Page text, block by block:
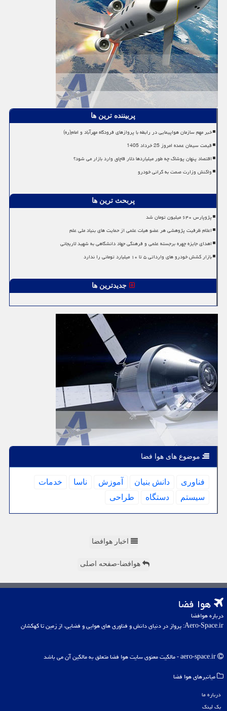
پربیننده ترین ها
خبر مهم سازمان هواپیمایی در رابطه با پروازهای فرودگاه مهرآباد و امام(ره)
قیمت سیمان عمده امروز 25 خرداد 1405
اقتصاد پنهان پوشاک چه طور میلیاردها دلار قاچاق وارد بازار می شود؟
واکنش وزارت صمت به گرانی خودرو
پربحث ترین ها
پژوپارس ۶۴۰ میلیون تومان شد
اعلام ظرفیت پژوهشی هر عضو هیات علمی از حمایت های بنیاد ملی علم
اهدای جایزه چهره برجسته علمی و فرهنگی جهاد دانشگاهی به شهید لاریجانی
بازار کشش خودرو های وارداتی ۵ تا ۱۰ میلیارد تومانی را ندارد
جدیدترین ها
موضوع های هوا فضا
فناوری دانش بنیان آموزش ناسا
خدمات
سیستم
دستگاه طراحی
اخبار هوافضا
هوافضا-صفحه اصلی
هوا فضا
درباره هوافضا
Aero-Space.ir: پرواز در دنیای دانش و فناوری های هوایی و فضایی، از زمین تا کهکشان
میانبرهای هوا فضا
درباره ما
بک لینک